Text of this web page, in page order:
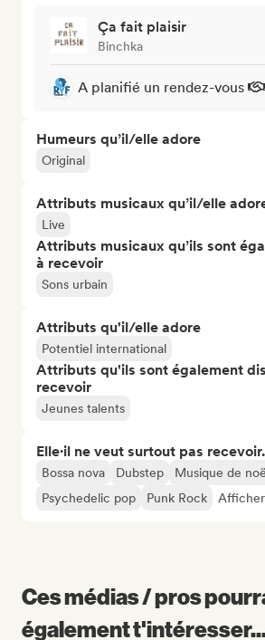
Ça fait plaisir
Binchka
A planifié un rendez-vous
Humeurs qu’il/elle adore
Original
Attributs musicaux qu’il/elle
Live
Attributs musicaux qu’ils sont
à recevoir
Sons urbain
Attributs qu'il/elle adore
Potentiel international
Attributs qu'ils sont également
recevoir
Jeunes talents
Elle·il ne veut surtout pas
Bossa nova Dubstep Musique de
Psychedelic pop
Punk Rock
Ces médias / pros
également